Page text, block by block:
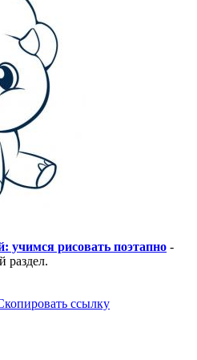
учимся рисовать поэтапно -
раздел.
ссылку